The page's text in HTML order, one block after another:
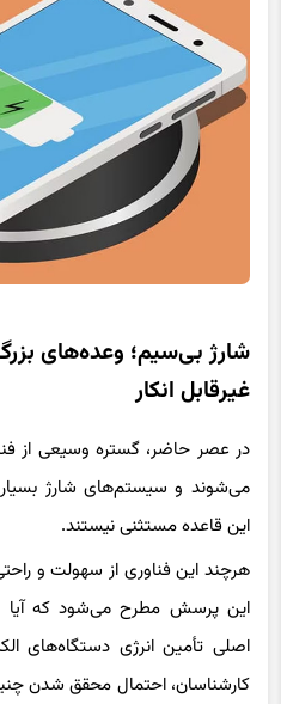
شارژ بی‌سیم؛ وعده‌های
غیرقابل انکار
در عصر حاضر، گستره وسیعی از
می‌شوند و سیستم‌های شارژ
این قاعده مستثنی نیستند.
هرچند این فناوری از سهولت و
این پرسش مطرح می‌شود که آیا
اصلی تأمین انرژی دستگاه‌های
کارشناسان، احتمال محقق شدن